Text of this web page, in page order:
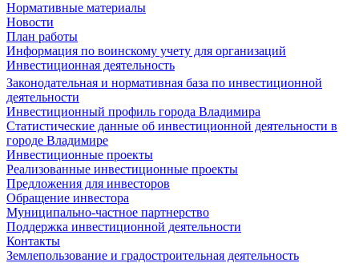
Нормативные материалы
Новости
План работы
Информация по воинскому учету для организаций
Инвестиционная деятельность
Законодательная и нормативная база по инвестиционной
деятельности
Инвестиционный профиль города Владимира
Статистические данные об инвестиционной деятельности в
городе Владимире
Инвестиционные проекты
Реализованные инвестиционные проекты
Предложения для инвесторов
Обращение инвестора
Муниципально-частное партнерство
Поддержка инвестиционной деятельности
Контакты
Землепользование и градостроительная деятельность